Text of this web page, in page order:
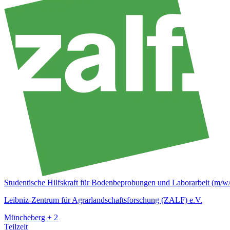
Studentische Hilfskraft für Bodenbeprobungen und Laborarbeit (m/
Leibniz-Zentrum für Agrarlandschaftsforschung (ZALF) e.V.
Müncheberg + 2
Teilzeit